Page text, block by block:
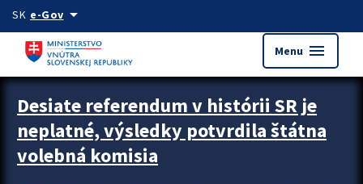
Preskocit na hlavný obsah
SK e-Govarrow_drop_down
Menu menu
Zastavit automatický posun upútavok
Desiate referendum v histórii SR je
neplatné, výsledky potvrdila štátna
volebná komisia